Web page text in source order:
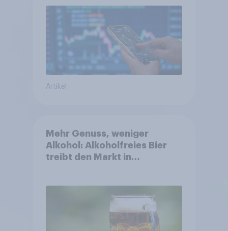
Artikel
Mehr Genuss, weniger
Alkohol: Alkoholfreies Bier
treibt den Markt in